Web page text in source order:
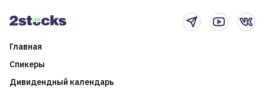
Главная
Спикеры
Дивидендный календарь